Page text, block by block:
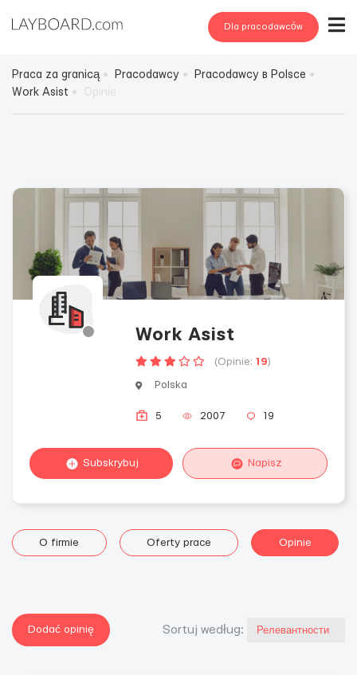
Dla pracodawców
Praca za granicą Pracodawcy
Pracodawcy в Polsce
Work Asist
Work Asist
(Opinie: 19)
Polska
5 2007 19
Subskrybuj Napisz
O firmie Oferty prace Opinie
Dodać opinię Sortuj według: